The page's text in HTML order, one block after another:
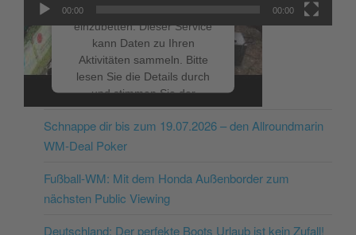
einzubetten. Dieser Service
kann Daten zu Ihren
Aktivitäten sammeln. Bitte
lesen Sie die Details durch
und stimmen Sie der
Nutzung des Service zu, um
dieses Video anzusehen.
Mehr Informationen
00:00 00:00
NEUESTE BEITRÄGE
Schnappe dir bis zum 19.07.2026 – den Allroundmarin
WM-Deal Poker
Fußball-WM: Mit dem Honda Außenborder zum
nächsten Public Viewing
Deutschland: Der perfekte Boots Urlaub ist kein Zufall!